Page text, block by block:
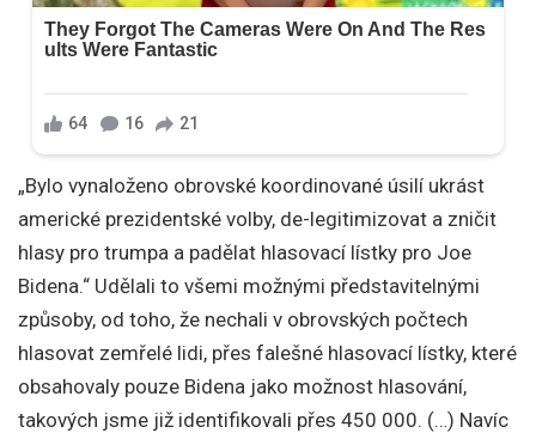
„Bylo vynaloženo obrovské koordinované úsilí ukrást
americké prezidentské volby, de-legitimizovat a zničit
hlasy pro trumpa a padělat hlasovací lístky pro Joe
Bidena.“ Udělali to všemi možnými představitelnými
způsoby, od toho, že nechali v obrovských počtech
hlasovat zemřelé lidi, přes falešné hlasovací lístky, které
obsahovaly pouze Bidena jako možnost hlasování,
takových jsme již identifikovali přes 450 000. (…) Navíc